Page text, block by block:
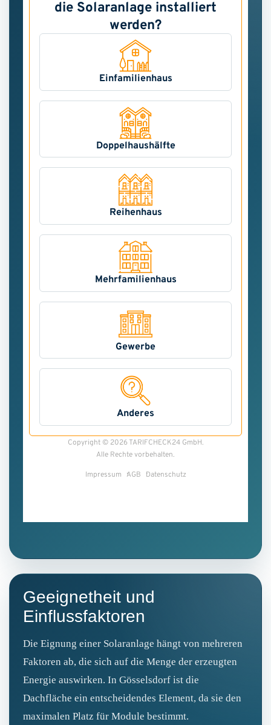
Geeignetheit und
Einflussfaktoren
Die Eignung einer Solaranlage hängt von mehreren
Faktoren ab, die sich auf die Menge der erzeugten
Energie auswirken. In Gösselsdorf ist die
Dachfläche ein entscheidendes Element, da sie den
maximalen Platz für Module bestimmt.